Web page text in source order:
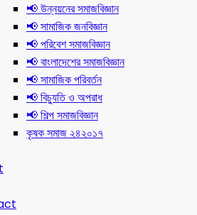
📢 উন্নয়নের সমাজবিজ্ঞান
📢 সামাজিক জনবিজ্ঞান
📢 পরিবেশ সমাজবিজ্ঞান
📢 বাংলাদেশের সমাজবিজ্ঞান
📢 সামাজিক পরিবর্তন
📢 বিচ্যুতি ও অপরাধ
📢 শিল্প সমাজবিজ্ঞান
কৃষক সমাজ ২৪২০১৭